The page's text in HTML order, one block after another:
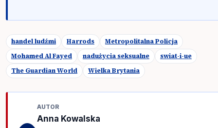
handel ludźmi Harrods
Metropolitalna Policja
Mohamed Al Fayed
nadużycia seksualne
swiat-i-ue
The Guardian World
Wielka Brytania
AUTOR
Anna Kowalska